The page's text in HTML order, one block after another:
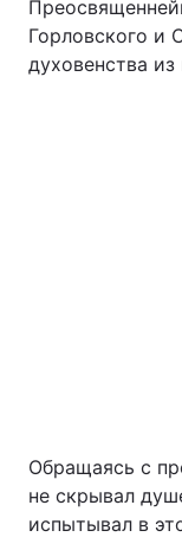
Горловского и
духовенства
Обращаясь с
не скрывал
испытывал в